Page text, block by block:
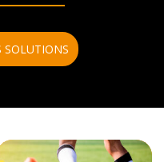
SOLUTIONS